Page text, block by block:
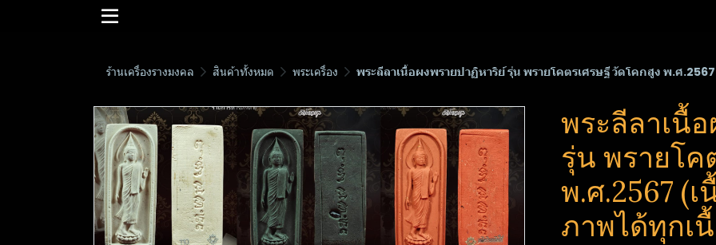
ร้านเครื่องรางมงคล สินค้าทั้งหมด พระเครื่อง พระลีลาเนื้อผงพรายปาฏิหาริย์​ รุ่น พรา​ยโคตร​เศรษฐี​ วัด​โคกสูง​ พ.ศ
พระลีลาเนื้
รุ่น พรา​ยโค
พ.ศ.2567 (
ภาพได้ทุกเ